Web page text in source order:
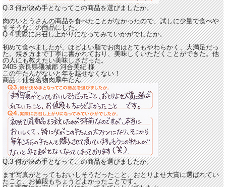
Q.3 何が決め手となってこの商品を選びましたか。
肉のいとうさんの商品を食べたことがなかったので、試しに少量で食べや
すそうなこの商品にした。
Q.4 実際にお召し上がりになってみていかがでしたか。
初めて食べましたが、ほどよい脂でお肉はとてもやわらかく、大満足だっ
た。焼き方まで丁寧に書かれており、美味しくいただくことができた。他
の人にも教えたい美味しさだった。
2405 奈良県磯城郡河合美紀様
この牛たんがないと年を越せなくない！
商品：仙台名物肉厚牛たん
Q.3 何が決め手となってこの商品を選びましたか。
まず写真がとってもおいしそうだったこと、おとりよせ大賞に選ばれてい
たこと、お値段もちょうどよかったことです。